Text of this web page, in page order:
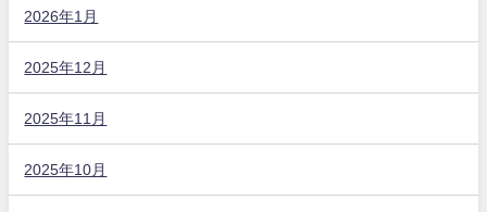
2026年1月
2025年12月
2025年11月
2025年10月